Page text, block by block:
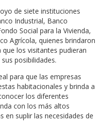
de siete instituciones
Industrial, Banco
Social para la Vivienda,
Agrícola, quienes brindaron
los visitantes pudieran
posibilidades.
para que las empresas
habitacionales y brinda a
los diferentes
con los más altos
en suplir las necesidades de